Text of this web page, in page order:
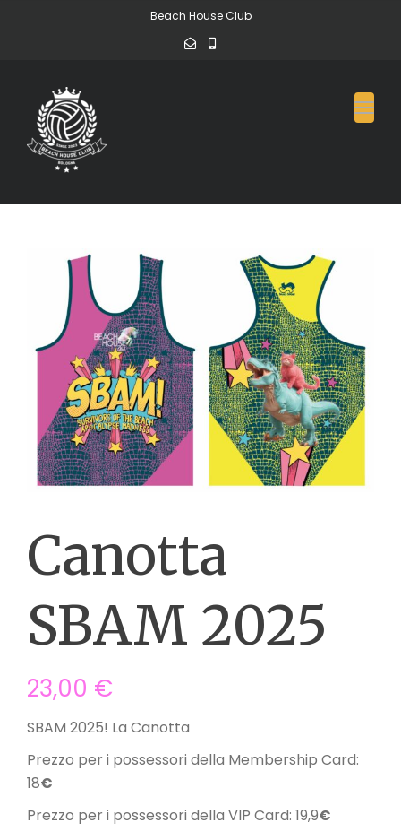
Beach House Club
Canotta
SBAM 2025
23,00 €
SBAM 2025! La Canotta
Prezzo per i possessori della Membership Card:
18€
Prezzo per i possessori della VIP Card: 19,9€